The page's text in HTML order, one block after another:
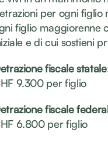
per ogni figlio
figlio maggiorenne
e di cui sostieni
fiscale
9.300 per figlio
fiscale
6.800 per figlio